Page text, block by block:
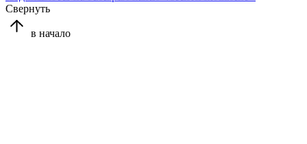
Свернуть
в начало